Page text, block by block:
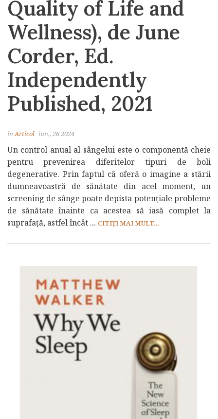
Quality of Life and
Wellness), de June
Corder, Ed.
Independently
Published, 2021
inArticol iun., 26 2024
Un control anual al sângelui este o componentă cheie
pentru prevenirea diferitelor tipuri de boli
degenerative. Prin faptul că oferă o imagine a stării
dumneavoastră de sănătate din acel moment, un
screening de sânge poate depista potențiale probleme
de sănătate înainte ca acestea să iasă complet la
suprafață, astfel încât ... CITIȚI MAI MULT...